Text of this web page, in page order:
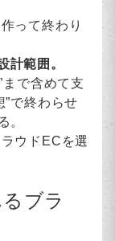
って終わり
計範囲。
で含めて支
”で終わらせ
。
ウドECを選
ブラ